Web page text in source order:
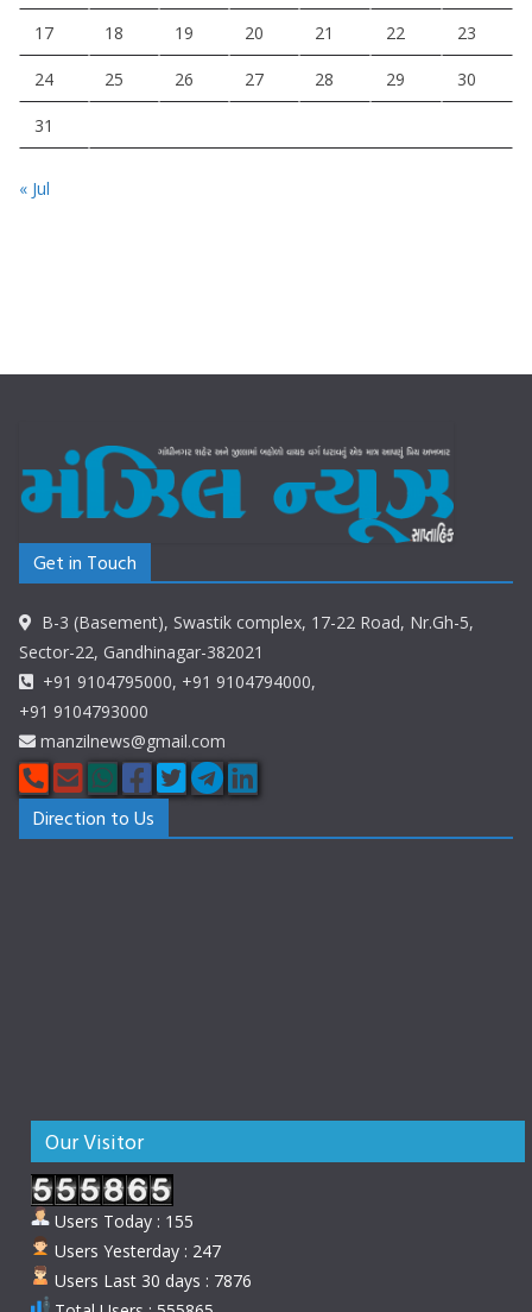
17 18 19 20 21 22 23
24 25 26 27 28 29 30
31
« Jul
Get in Touch
B-3 (Basement), Swastik complex, 17-22 Road, Nr.Gh-5,
Sector-22, Gandhinagar-382021
+91 9104795000, +91 9104794000,
+91 9104793000
manzilnews@gmail.com
Direction to Us
Our Visitor
Users Today : 155
Users Yesterday : 247
Users Last 30 days : 7876